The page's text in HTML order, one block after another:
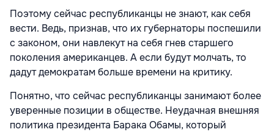
Поэтому сейчас республиканцы не знают, как себя
вести. Ведь, признав, что их губернаторы поспешили
с законом, они навлекут на себя гнев старшего
поколения американцев. А если будут молчать, то
дадут демократам больше времени на критику.
Понятно, что сейчас республиканцы занимают более
уверенные позиции в обществе. Неудачная внешняя
политика президента Барака Обамы, который